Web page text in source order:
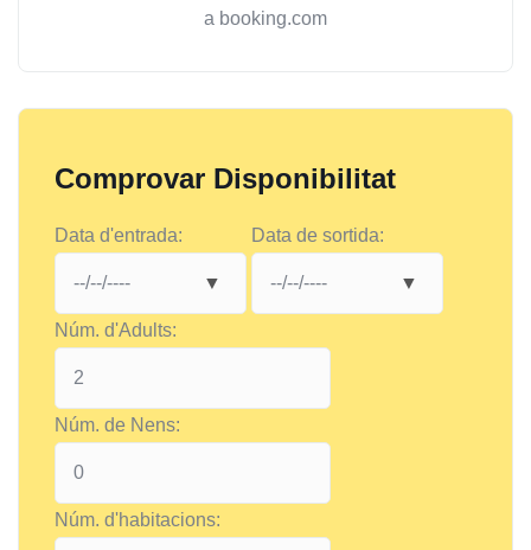
a booking.com
Comprovar Disponibilitat
Data d'entrada: Data de sortida:
Núm. d'Adults:
Núm. de Nens:
Núm. d'habitacions: